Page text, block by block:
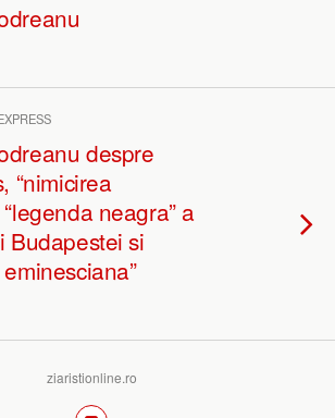
despre
“nimicirea
neagra” a
Budapestei si
ziaristionline.ro